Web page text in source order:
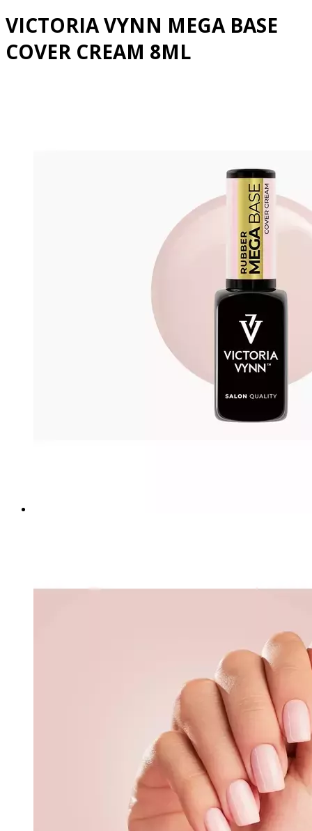
VICTORIA VYNN MEGA BASE
COVER CREAM 8ML